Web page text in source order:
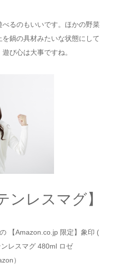
るのもいいです。ほかの野菜
鍋の具材みたいな状態にして
び心は大事ですね。
ンレスマグ】
【Amazon.co.jp 限定】象印 (
レスマグ 480ml ロゼ
）